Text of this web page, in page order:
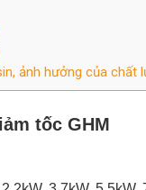
ảnh hưởng của chất
tốc GHM